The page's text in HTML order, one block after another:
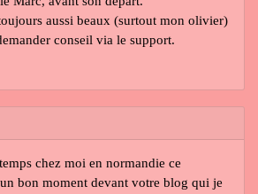
aussi beaux (surtout mon olivier)
conseil via le support.
chez moi en normandie ce
bon moment devant votre blog qui je